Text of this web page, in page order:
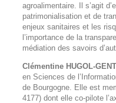
agroalimentaire. Il s’agit
patrimonialisation et de
enjeux sanitaires et les
l’importance de la
médiation des savoirs
Clémentine HUGOL-
en Sciences de
de Bourgogne. Elle est
4177) dont elle co-pilote